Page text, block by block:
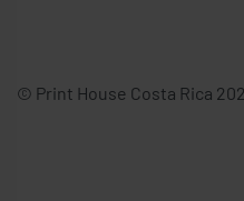
© Print House Costa Rica